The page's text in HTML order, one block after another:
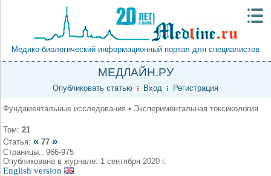
Медико-биологический информационный портал для специалистов
МЕДЛАЙН.РУ
Опубликовать статью Вход Регистрация
Фундаментальные исследования • Экспериментальная токсикология
Том: 21
Статья: « 77 »
Страницы:. 966-975
Опубликована в журнале: 1 сентября 2020 г.
English version